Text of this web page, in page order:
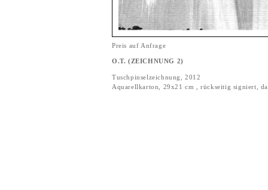
Preis auf Anfrage
O.T. (ZEICHNUNG 2)
Tuschpinselzeichnung, 2012
Aquarellkarton, 29x21 cm , rückseitig signiert,